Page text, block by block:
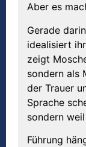
Aber es
Gerade
idealisiert
zeigt
sondern als
der Trauer
Sprache
sondern
Führung